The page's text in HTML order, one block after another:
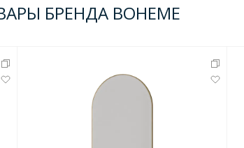
БРЕНДА BOHEME